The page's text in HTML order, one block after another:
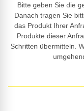
Bitte geben Sie die
Danach tragen Sie
das Produkt Ihrer
Produkte dieser
Schritten übermitteln.